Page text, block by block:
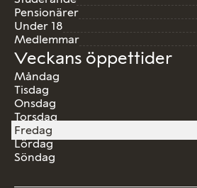
Pensionärer
Under 18
Medlemmar
Veckans öppettider
Måndag
Tisdag
Onsdag
Torsdag
Fredag
Lördag
Söndag